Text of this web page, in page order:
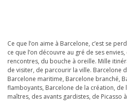
Ce que l’on aime à Barcelone, c’est se
ce que l’on découvre au gré de ses
rencontres, du bouche à oreille. Mille
de visiter, de parcourir la ville. Barcelone
Barcelone maritime, Barcelone branché,
flamboyants, Barcelone de la création, de
maîtres, des avants gardistes, de Picasso